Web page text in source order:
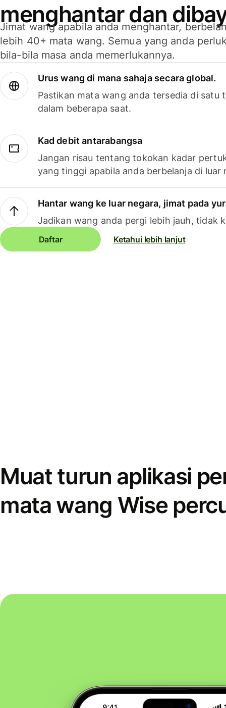
menghantar dan
Jimat wang apabila anda menghantar,
lebih 40+ mata wang. Semua yang anda
bila-bila masa anda memerlukannya.
Urus wang di mana sahaja secara global.
Pastikan mata wang anda tersedia di satu
dalam beberapa saat.
Kad debit antarabangsa
Jangan risau tentang tokokan kadar
yang tinggi apabila anda berbelanja di luar
Hantar wang ke luar negara, jimat pada
Jadikan wang anda pergi lebih jauh, tidak
Daftar Ketahui lebih lanjut
Muat turun aplikasi
mata wang Wise